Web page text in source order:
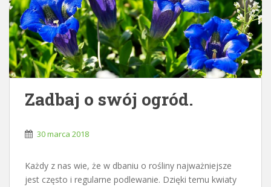
Zadbaj o swój ogród.
30 marca 2018
Każdy z nas wie, że w dbaniu o rośliny najważniejsze
jest często i regularne podlewanie. Dzięki temu kwiaty